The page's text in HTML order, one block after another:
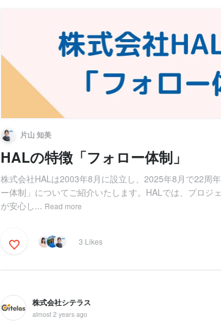
片山 知美
HALの特徴「フォロー体制」
株式会社HALは2003年8月に設立し、2025年8月で22周
ー体制」についてご紹介いたします。HALでは、プロジ
が安心し... Read more
3 Likes
株式会社シテラス
almost 2 years ago